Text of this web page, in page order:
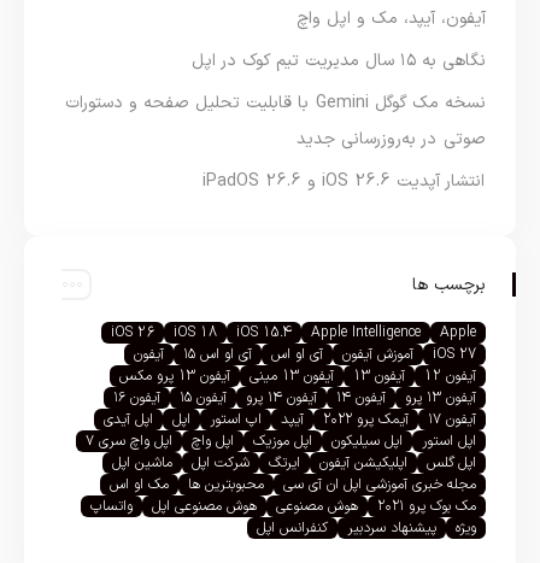
آیفون، آیپد، مک و اپل واچ
نگاهی به ۱۵ سال مدیریت تیم کوک در اپل
نسخه مک گوگل Gemini با قابلیت تحلیل صفحه و دستورات
صوتی در به‌روزرسانی جدید
انتشار آپدیت iOS 26.6 و iPadOS 26.6
برچسب ها
Apple
Apple Intelligence
iOS 15.4
iOS 18
iOS 26
iOS 27
آموزش آیفون آی او اس آی او اس ۱۵
آیفون
آیفون 12
آیفون 13 آیفون 13 مینی
آیفون 13 پرو مکس
آیفون ۱۳ پرو
آیفون ۱۴ آیفون ۱۴ پرو آیفون ۱۵
آیفون ۱۶
آیفون ۱۷
آیمک پرو ۲۰۲۲ آیپد اپ استور اپل
اپل آیدی
اپل استور
اپل سیلیکون اپل موزیک اپل واچ
اپل واچ سری ۷
اپل گلس
اپلیکیشن آیفون ایرتگ شرکت اپل
ماشین اپل
مجله خبری آموزشی اپل ان آی سی
محبوبترین ها
مک او اس
مک بوک پرو ۲۰۲۱
هوش مصنوعی هوش مصنوعی اپل
واتساپ
ویژه
پیشنهاد سردبیر کنفرانس اپل